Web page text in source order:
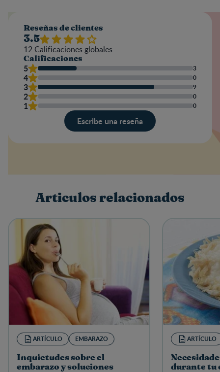
Reseñas de clientes
3.5
12 Calificaciones globales
Calificaciones
5 3
4 0
3 9
2 0
1 0
Escribe una reseña
Escribe una reseña
Articulos relacionados
ARTÍCULO EMBARAZO
Inquietudes sobre el
embarazo y soluciones
ARTÍCULO
durante tu